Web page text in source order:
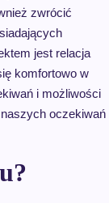
zwrócić
jest relacja
komfortowo w
i możliwości
oczekiwań